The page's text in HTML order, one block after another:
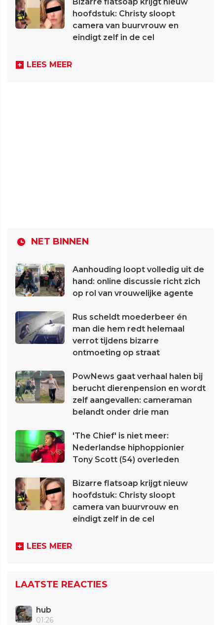
hoofdstuk: Christy sloopt
camera van buurvrouw en
eindigt zelf in de cel
LEES MEER
NET BINNEN
Aanhouding loopt volledig uit de
hand: online discussie richt zich
op rol van vrouwelijke agente
Rus scheldt moederbeer én
man die hem redt helemaal
verrot tijdens bizarre
ontmoeting op straat
PowNews gaat verhaal halen bij
berucht dierenpension en wordt
zelf aangevallen: cameraman
belandt onder drie man
'The Chief' is niet meer:
Nederlandse hiphoppionier
Tony Scott (54) overleden
Bizarre flatsoap krijgt nieuw
hoofdstuk: Christy sloopt
camera van buurvrouw en
eindigt zelf in de cel
LEES MEER
LAATSTE REACTIES
hub
01:26